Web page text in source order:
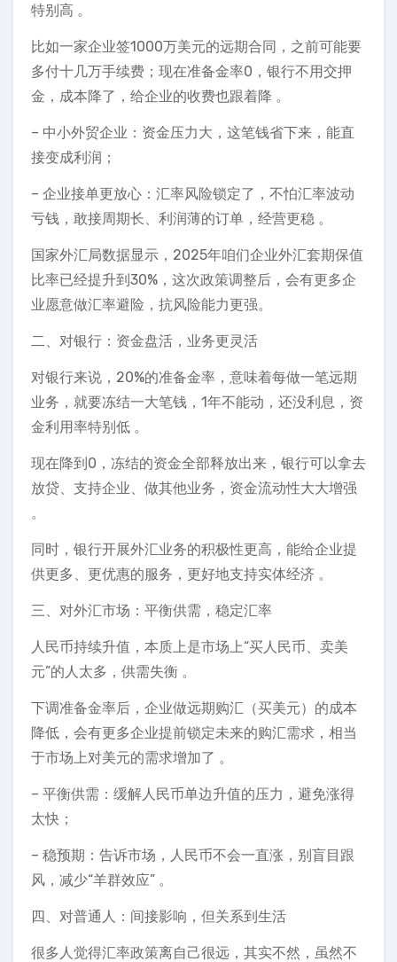
特别高 。
比如一家企业签1000万美元的远期合同，之前可能要
多付十几万手续费；现在准备金率0，银行不用交押
金，成本降了，给企业的收费也跟着降 。
– 中小外贸企业：资金压力大，这笔钱省下来，能直
接变成利润；
– 企业接单更放心：汇率风险锁定了，不怕汇率波动
亏钱，敢接周期长、利润薄的订单，经营更稳 。
国家外汇局数据显示，2025年咱们企业外汇套期保值
比率已经提升到30%，这次政策调整后，会有更多企
业愿意做汇率避险，抗风险能力更强。
二、对银行：资金盘活，业务更灵活
对银行来说，20%的准备金率，意味着每做一笔远期
业务，就要冻结一大笔钱，1年不能动，还没利息，资
金利用率特别低 。
现在降到0，冻结的资金全部释放出来，银行可以拿去
放贷、支持企业、做其他业务，资金流动性大大增强
。
同时，银行开展外汇业务的积极性更高，能给企业提
供更多、更优惠的服务，更好地支持实体经济 。
三、对外汇市场：平衡供需，稳定汇率
人民币持续升值，本质上是市场上“买人民币、卖美
元”的人太多，供需失衡 。
下调准备金率后，企业做远期购汇（买美元）的成本
降低，会有更多企业提前锁定未来的购汇需求，相当
于市场上对美元的需求增加了 。
– 平衡供需：缓解人民币单边升值的压力，避免涨得
太快；
– 稳预期：告诉市场，人民币不会一直涨，别盲目跟
风，减少“羊群效应” 。
四、对普通人：间接影响，但关系到生活
很多人觉得汇率政策离自己很远，其实不然，虽然不